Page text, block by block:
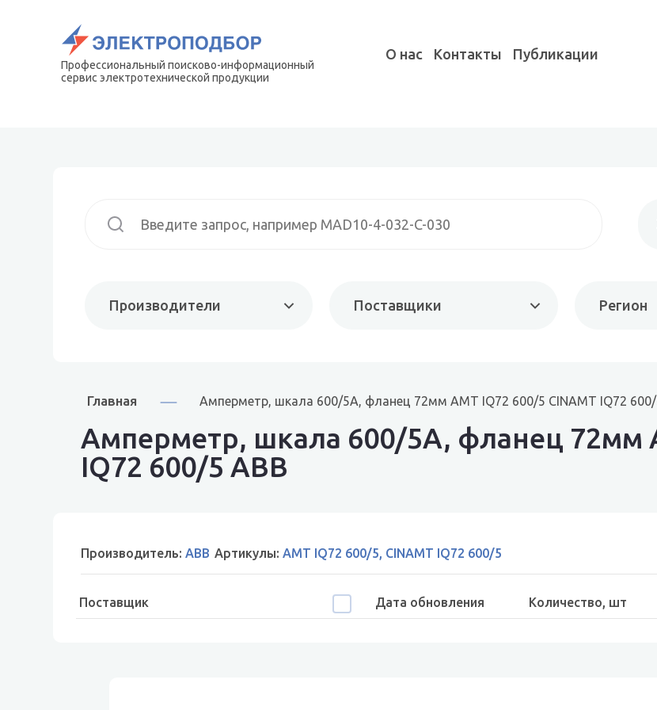
Профессиональный поисково-информационный
сервис электротехнической продукции
О нас Контакты Публикации
Производители Поставщики Регион
Главная Амперметр, шкала 600/5A, фланец 72мм AMT IQ72 600/5 CINAMT IQ72
Амперметр, шкала 600/5A, фланец 72мм
IQ72 600/5 ABB
Производитель:ABB Артикулы:AMT IQ72 600/5, CINAMT IQ72 600/5
Поставщик Дата обновления Количество, шт